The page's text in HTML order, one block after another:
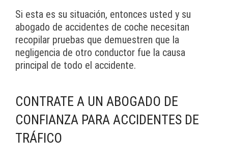
Si esta es su situación, entonces usted y su
abogado de accidentes de coche necesitan
recopilar pruebas que demuestren que la
negligencia de otro conductor fue la causa
principal de todo el accidente.
CONTRATE A UN ABOGADO DE
CONFIANZA PARA ACCIDENTES DE
TRÁFICO